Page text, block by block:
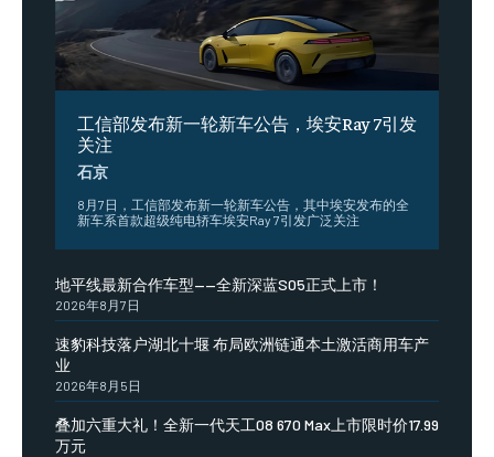
工信部发布新一轮新车公告，埃安Ray 7引发
关注
石京
8月7日，工信部发布新一轮新车公告，其中埃安发布的全
新车系首款超级纯电轿车埃安Ray 7引发广泛关注
地平线最新合作车型——全新深蓝S05正式上市！
2026年8月7日
速豹科技落户湖北十堰 布局欧洲链通本土激活商用车产
业
2026年8月5日
叠加六重大礼！全新一代天工08 670 Max上市限时价17.99
万元